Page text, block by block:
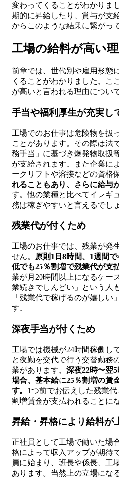
変わってくることがわかりま
期的に昇給したり、賞与が支
からこのような結果に繋がっ
工場の給料が高い
前章では、世代別や雇用形態
くることがわかりました。こ
が高いと言われる理由につい
手当や福利厚生が充実し
工場でのお仕事は危険物を扱
ことがあります。その際は法
務手当」に基づき爆発物取扱
が支給されます。また企業に
ークリフトや溶接などの資格
れることもあり、さらに給与
す。他の業種と比べてイレギ
務は稼ぎやすいと言えるでしょ
残業代が付くため
工場のお仕事では、残業が発
せん。
原則1日8時間、1週間
低でも25％割増で残業代が支
業が月20時間以上になるケー
業続きでしんどい」という人
「残業代で稼げるのが嬉しい
す。
深夜手当が付くため
工場では機械が24時間稼働し
と夜勤を交代で行う交替勤務
業があります。 深夜22時〜翌
場合、基本給に25％割増の賃
す。 1つ前でお伝えした残業
割増賃金が支払われることに
昇給・昇格により給料が
正社員として工場で働いた場
格によって収入アップが期待
員に始まり、班長や係長、工
あります。当然上の立場にな